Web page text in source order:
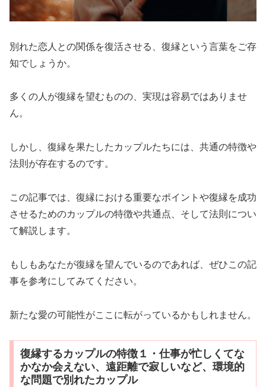
別れた恋人との関係を復活させる、復縁という言葉をご存
知でしょうか。
多くの人が復縁を望むものの、実現は容易ではありませ
ん。
しかし、復縁を果たしたカップルたちには、共通の特徴や
法則が存在するのです。
この記事では、復縁における重要なポイントや復縁を成功
させるためのカップルの特徴や共通点、そして法則につい
て解説します。
もしもあなたが復縁を望んでいるのであれば、ぜひこの記
事を参考にしてみてください。
新たな愛の可能性がここに転がっているかもしれません。
復縁するカップルの特徴１・仕事が忙しくてな
かなか会えない、遠距離で寂しいなど、環境的
な問題で別れたカップル